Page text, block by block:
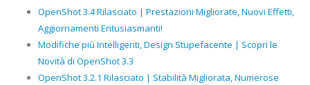
OpenShot 3.4 Rilasciato | Prestazioni Migliorate, Nuovi Effetti,
Aggiornamenti Entusiasmanti!
Modifiche più Intelligenti, Design Stupefacente | Scopri le
Novità di OpenShot 3.3
OpenShot 3.2.1 Rilasciato | Stabilità Migliorata, Numerose